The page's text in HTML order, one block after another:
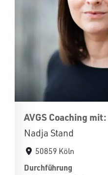
AVGS Coaching mit:
Nadja Stand
50859 Köln
Durchführung